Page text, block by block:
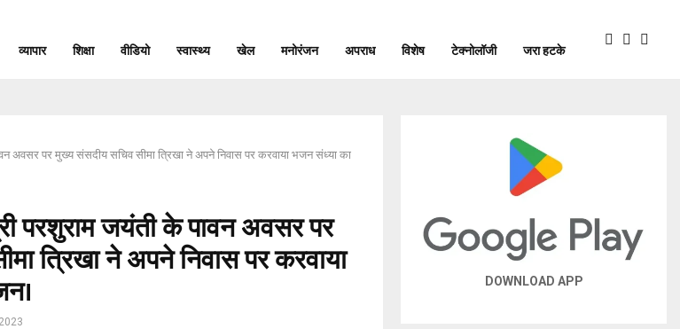
व्यापार शिक्षा वीडियो स्वास्थ्य खेल मनोरंजन अपराध विशेष टेक्नोलॉजी जरा हटके
अवसर पर मुख्य संसदीय सचिव सीमा त्रिखा ने अपने निवास पर करवाया भजन संध्या का
परशुराम जयंती के पावन अवसर पर
त्रिखा ने अपने निवास पर करवाया
2023
DOWNLOAD APP